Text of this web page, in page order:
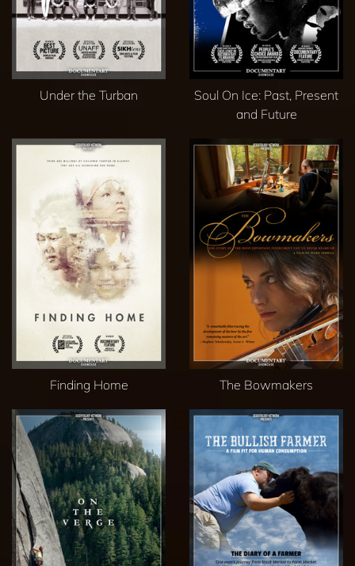
Under the Turban
Soul On Ice: Past, Present
and Future
Finding Home The Bowmakers